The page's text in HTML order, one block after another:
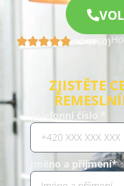
4.9 (960)
ZJISTĚTE
Telefonní číslo *
Jméno a příjmení*